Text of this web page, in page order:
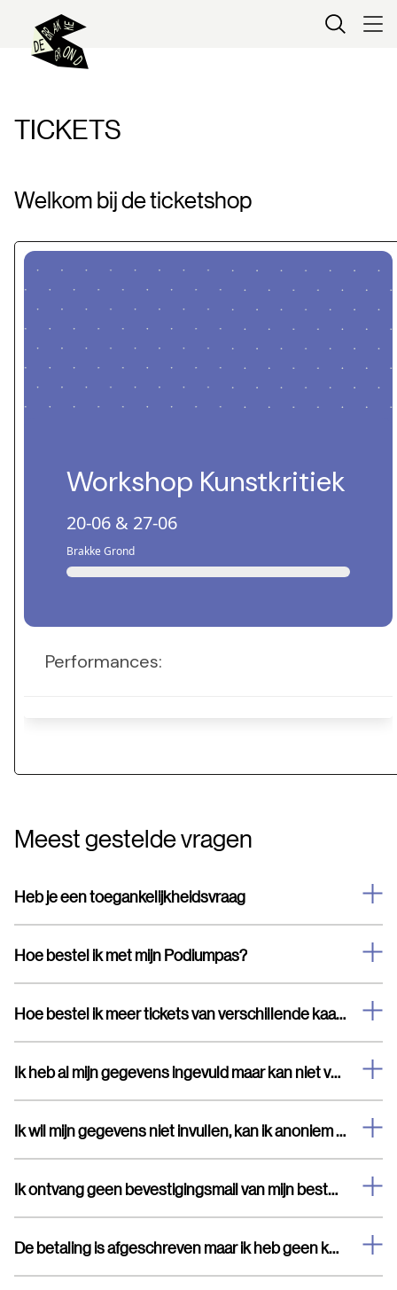
TICKETS
Welkom bij de ticketshop
Meest gestelde vragen
Heb je een toegankelijkheidsvraag
Hoe bestel ik met mijn Podiumpas?
Hoe bestel ik meer tickets van verschillende kaartsoorten
Ik heb al mijn gegevens ingevuld maar kan niet verder
Ik wil mijn gegevens niet invullen, kan ik anoniem bestellen?
Ik ontvang geen bevestigingsmail van mijn bestelling
De betaling is afgeschreven maar ik heb geen kaarten en geen bevestigingsmail ontvangen.